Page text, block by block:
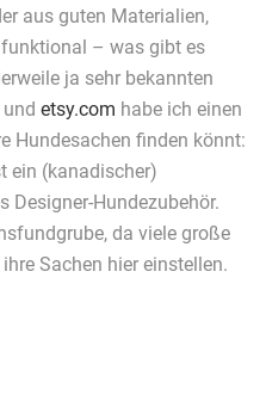
aus guten Materialien,
– was gibt es
ja sehr bekannten
und etsy.com habe ich einen
Hundesachen finden könnt:
ein (kanadischer)
Hundezubehör.
da viele große
Sachen hier einstellen.